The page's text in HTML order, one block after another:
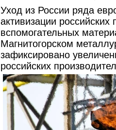
Уход из России ряда
активизации
вспомогательных
Магнитогорском
зафиксировано
российских